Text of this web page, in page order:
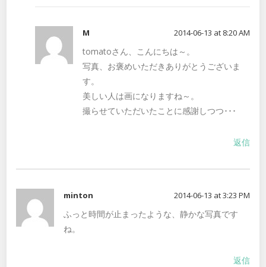
M 2014-06-13 at 8:20 AM
tomatoさん、こんにちは～。
写真、お褒めいただきありがとうございま
す。
美しい人は画になりますね～。
撮らせていただいたことに感謝しつつ･･･
返信
minton 2014-06-13 at 3:23 PM
ふっと時間が止まったような、静かな写真です
ね。
返信